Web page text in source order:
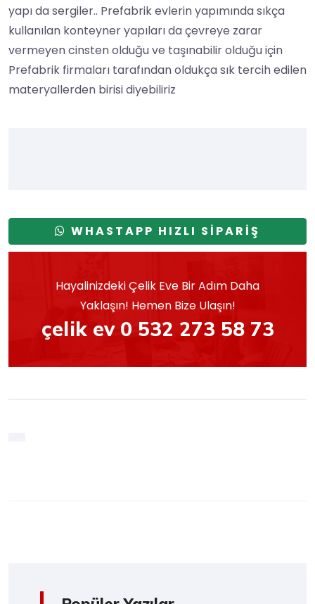
yapı da sergiler.. Prefabrik evlerin yapımında sıkça
kullanılan konteyner yapıları da çevreye zarar
vermeyen cinsten olduğu ve taşınabilir olduğu için
Prefabrik firmaları tarafından oldukça sık tercih edilen
materyallerden birisi diyebiliriz
WHASTAPP HIZLI SİPARİŞ
Hayalinizdeki Çelik Eve Bir Adım Daha
Yaklaşın! Hemen Bize Ulaşın!
çelik ev 0 532 273 58 73